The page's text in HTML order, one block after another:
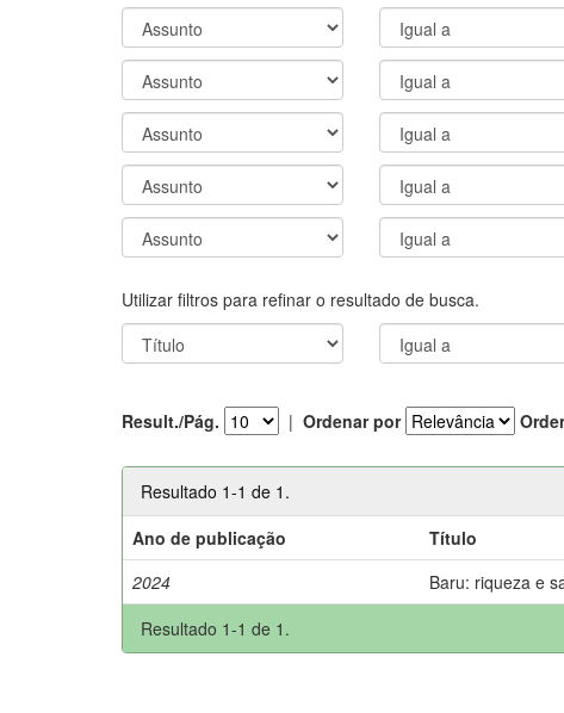
Utilizar filtros para refinar o resultado de busca.
Result./Pág. | Ordenar por
Resultado 1-1 de 1.
Ano de publicação
Título
2024
Baru: riqueza e
Resultado 1-1 de 1.